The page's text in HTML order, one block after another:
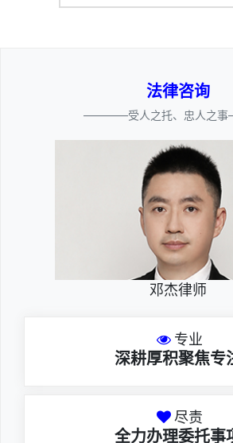
法律咨询
————受人之托、忠人之
邓杰律师
专业
深耕厚积聚焦专
尽责
全力办理委托事